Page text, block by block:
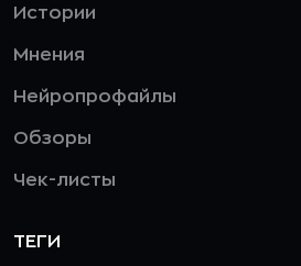
Истории
Мнения
Нейропрофайлы
Обзоры
Чек-листы
ТЕГИ